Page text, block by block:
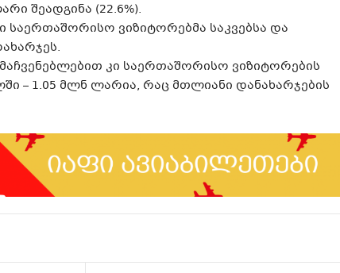
შეადგინა (22.6%).
საერთაშორისო ვიზიტორებმა საკვებსა და
კი საერთაშორისო ვიზიტორების
– 1.05 მლნ ლარია, რაც მთლიანი დანახარჯების